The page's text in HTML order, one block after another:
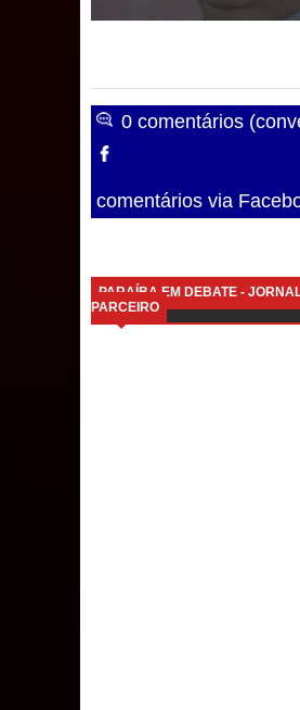
0 comentários
comentários via
PARAÍBA EM DEBATE -
PARCEIRO